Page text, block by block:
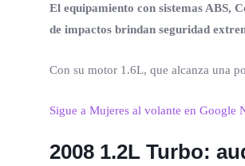
El equipamiento con sistemas ABS,
de impactos brindan seguridad
Con su motor 1.6L, que alcanza una
Sigue a Mujeres al volante en Google
2008 1.2L Turbo: